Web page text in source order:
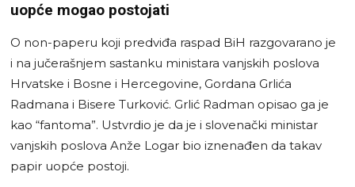
uopće mogao postojati
O non-paperu koji predviđa raspad BiH razgovarano je
i na jučerašnjem sastanku ministara vanjskih poslova
Hrvatske i Bosne i Hercegovine, Gordana Grlića
Radmana i Bisere Turković. Grlić Radman opisao ga je
kao “fantoma”. Ustvrdio je da je i slovenački ministar
vanjskih poslova Anže Logar bio iznenađen da takav
papir uopće postoji.